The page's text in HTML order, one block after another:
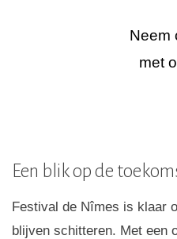
Neem
met
Een blik op de
Festival de Nîmes is klaar
blijven schitteren. Met een